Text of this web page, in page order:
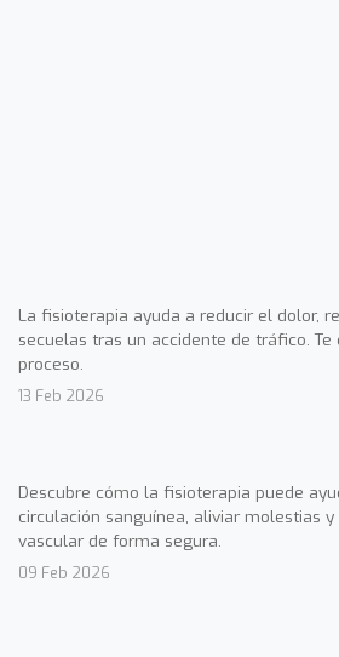
La fisioterapia ayuda a reducir el dolor,
secuelas tras un accidente de tráfico.
proceso.
13 Feb 2026
Descubre cómo la fisioterapia puede
circulación sanguínea, aliviar molestias
vascular de forma segura.
09 Feb 2026